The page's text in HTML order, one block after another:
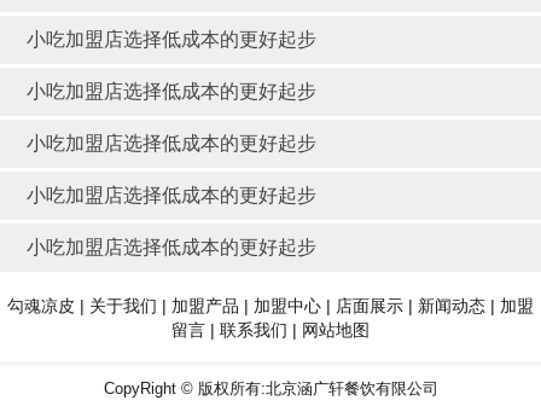
小吃加盟店选择低成本的更好起步
小吃加盟店选择低成本的更好起步
小吃加盟店选择低成本的更好起步
小吃加盟店选择低成本的更好起步
小吃加盟店选择低成本的更好起步
勾魂凉皮 关于我们 加盟产品 加盟中心 店面展示 新闻动态
加盟
留言
联系我们 网站地图
CopyRight © 版权所有:北京涵广轩餐饮有限公司